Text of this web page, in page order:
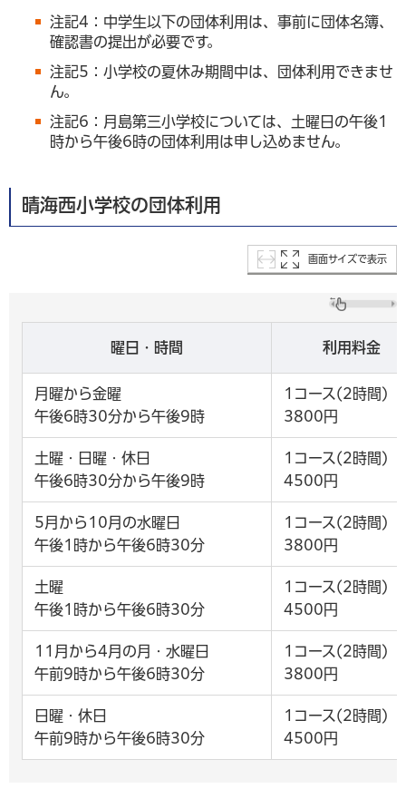
注記4：中学生以下の団体利用は、事前に団体名簿、
確認書の提出が必要です。
注記5：小学校の夏休み期間中は、団体利用できませ
ん。
注記6：月島第三小学校については、土曜日の午後1
時から午後6時の団体利用は申し込めません。
晴海西小学校の団体利用
画面サイズで表示
曜日・時間 利用料金
月曜から金曜
午後6時30分から午後9時
1コース(2時間)
3800円
土曜・日曜・休日
午後6時30分から午後9時
1コース(2時間)
4500円
5月から10月の水曜日
午後1時から午後6時30分
1コース(2時間)
3800円
土曜
午後1時から午後6時30分
1コース(2時間)
4500円
11月から4月の月・水曜日
午前9時から午後6時30分
1コース(2時間)
3800円
日曜・休日
午前9時から午後6時30分
1コース(2時間)
4500円